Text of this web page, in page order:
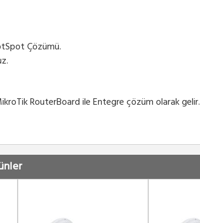
Çözümü.
RouterBoard ile Entegre çözüm olarak gelir.